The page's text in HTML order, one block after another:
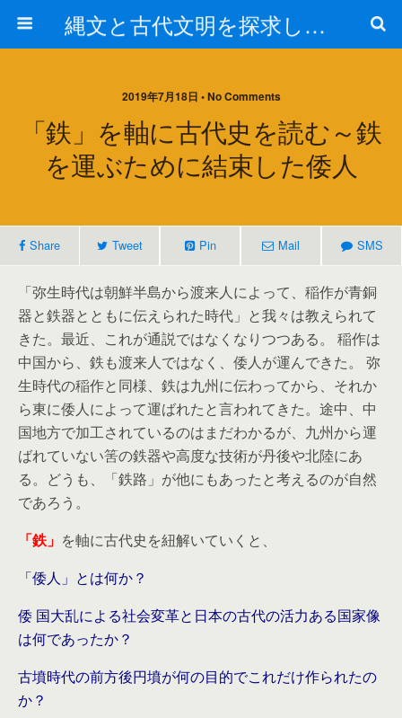
縄文と古代文明を探求しよう！
2019年7月18日 • No Comments
「鉄」を軸に古代史を読む～鉄
を運ぶために結束した倭人
Share Tweet Pin Mail SMS
「弥生時代は朝鮮半島から渡来人によって、稲作が青銅
器と鉄器とともに伝えられた時代」と我々は教えられて
きた。最近、これが通説ではなくなりつつある。 稲作は
中国から、鉄も渡来人ではなく、倭人が運んできた。 弥
生時代の稲作と同様、鉄は九州に伝わってから、それか
ら東に倭人によって運ばれたと言われてきた。途中、中
国地方で加工されているのはまだわかるが、九州から運
ばれていない筈の鉄器や高度な技術が丹後や北陸にあ
る。どうも、「鉄路」が他にもあったと考えるのが自然
であろう。
「鉄」 を軸に古代史を紐解いていくと、
「倭人」とは何か？
倭 国大乱による社会変革と日本の古代の活力ある国家像
は何であったか？
古墳時代の前方後円墳が何の目的でこれだけ作られたの
か？